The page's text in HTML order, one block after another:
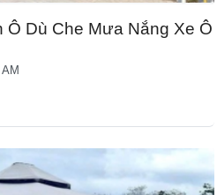
Dù Che Mưa Nắng Xe Ô